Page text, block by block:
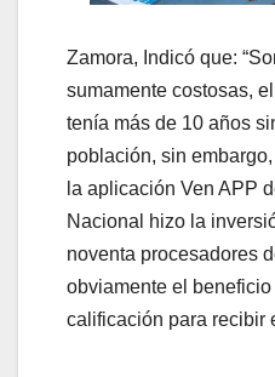
Zamora, Indicó que:
sumamente costosas,
tenía más de 10 años
población, sin
la aplicación Ven APP
Nacional hizo la
noventa procesadores
obviamente el
calificación para recibir